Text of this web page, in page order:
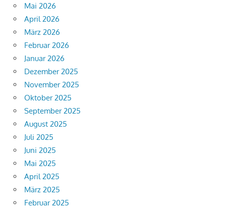
Mai 2026
April 2026
März 2026
Februar 2026
Januar 2026
Dezember 2025
November 2025
Oktober 2025
September 2025
August 2025
Juli 2025
Juni 2025
Mai 2025
April 2025
März 2025
Februar 2025